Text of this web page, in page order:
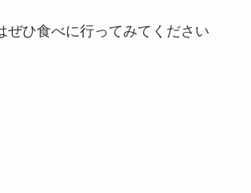
ぜひ食べに行ってみてください